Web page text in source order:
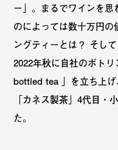
ー」。まるでワインを
のによっては数十万円の
ングティーとは？ そし
2022年秋に自社のボト
bottled tea 」を立ち上
「カネス製茶」4代目・
た。